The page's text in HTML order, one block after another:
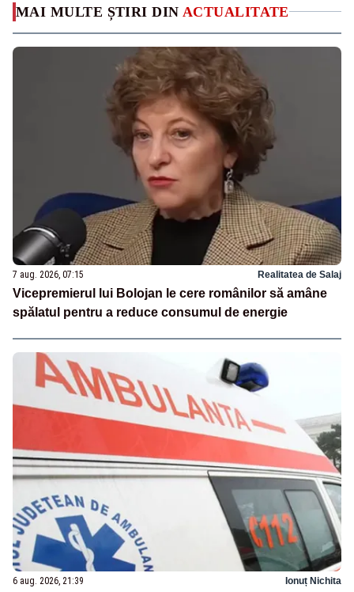
MAI MULTE ȘTIRI DIN ACTUALITATE
7 aug. 2026, 07:15 Realitatea de Salaj
Vicepremierul lui Bolojan le cere românilor să amâne
spălatul pentru a reduce consumul de energie
6 aug. 2026, 21:39 Ionuț Nichita